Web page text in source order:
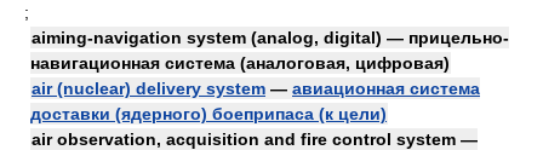
;
aiming-navigation system (analog, digital) — прицельно-
навигационная система (аналоговая, цифровая)
air (nuclear) delivery system — авиационная система
доставки (ядерного) боеприпаса (к цели)
air observation, acquisition and fire control system —